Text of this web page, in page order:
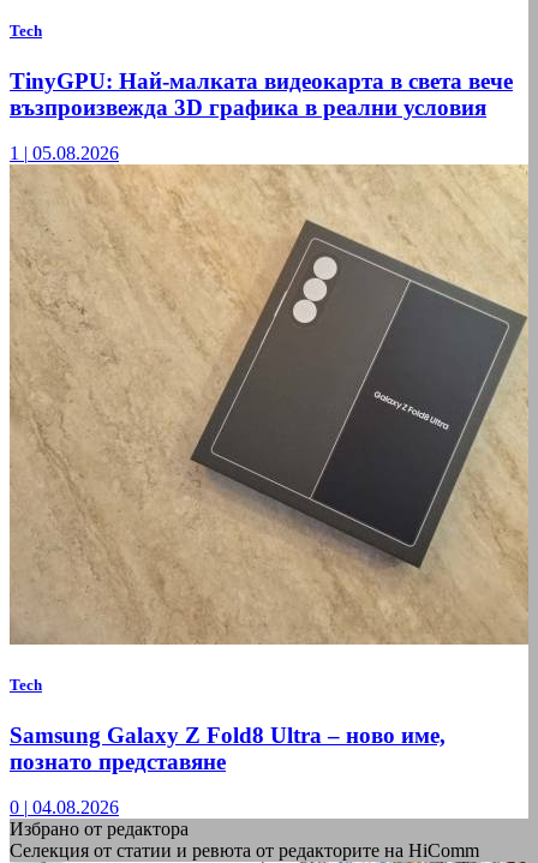
Tech
TinyGPU: Най-малката видеокарта в света вече
възпроизвежда 3D графика в реални условия
1 | 05.08.2026
Tech
Samsung Galaxy Z Fold8 Ultra – ново име,
познато представяне
0 | 04.08.2026
Избрано от редактора
Селекция от статии и ревюта от редакторите на HiComm